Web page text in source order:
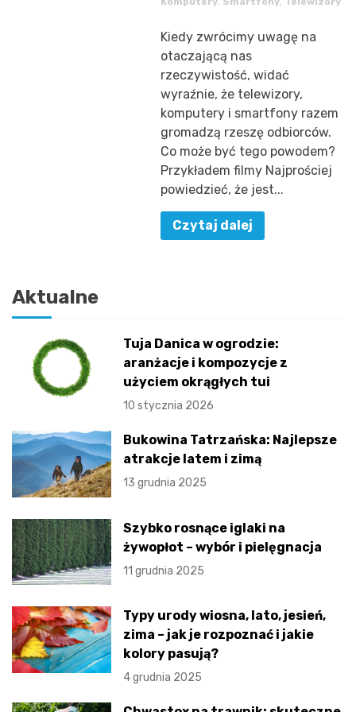
Kiedy zwrócimy uwagę na
otaczającą nas
rzeczywistość, widać
wyraźnie, że telewizory,
komputery i smartfony razem
gromadzą rzeszę odbiorców.
Co może być tego powodem?
Przykładem filmy Najprościej
powiedzieć, że jest...
Czytaj dalej
Aktualne
Tuja Danica w ogrodzie:
aranżacje i kompozycje z
użyciem okrągłych tui
10 stycznia 2026
Bukowina Tatrzańska: Najlepsze
atrakcje latem i zimą
13 grudnia 2025
Szybko rosnące iglaki na
żywopłot – wybór i pielęgnacja
11 grudnia 2025
Typy urody wiosna, lato, jesień,
zima – jak je rozpoznać i jakie
kolory pasują?
4 grudnia 2025